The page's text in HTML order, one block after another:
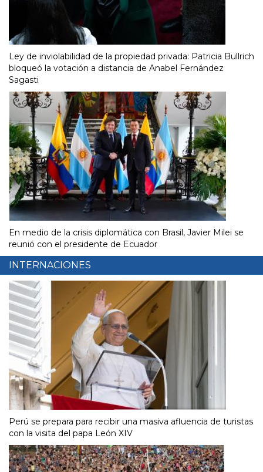
Ley de inviolabilidad de la propiedad privada: Patricia Bullrich
bloqueó la votación a distancia de Anabel Fernández
Sagasti
En medio de la crisis diplomática con Brasil, Javier Milei se
reunió con el presidente de Ecuador
INTERNACIONES
Perú se prepara para recibir una masiva afluencia de turistas
con la visita del papa León XIV